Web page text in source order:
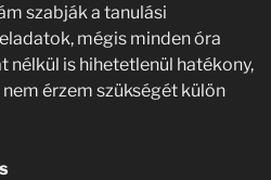
szabják a tanulási
mégis minden óra
is hihetetlenül hatékony,
érzem szükségét külön